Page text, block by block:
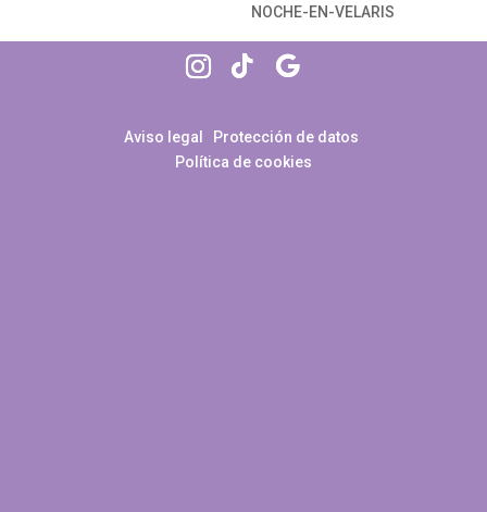
NOCHE-EN-VELARIS
Aviso legal
Protección de datos
Política de cookies